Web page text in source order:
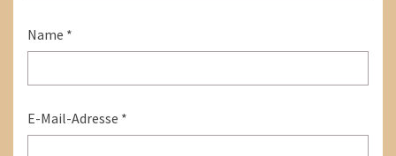
Name *
E-Mail-Adresse *